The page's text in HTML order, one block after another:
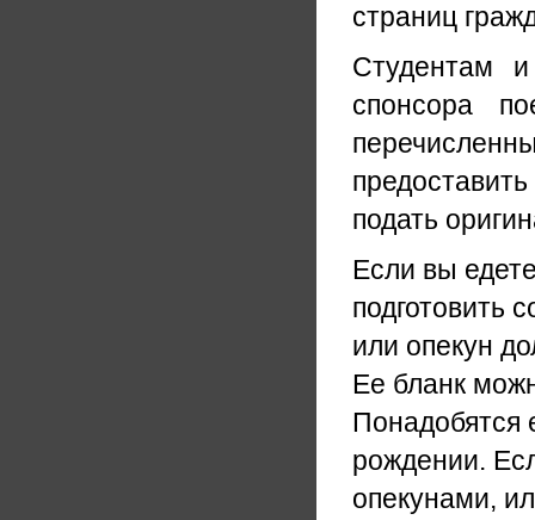
страниц
Студентам
спонсора
подать
Если вы
подготовить
или опекун
Ее бланк
Понадобятся
рождении.
опекунами,